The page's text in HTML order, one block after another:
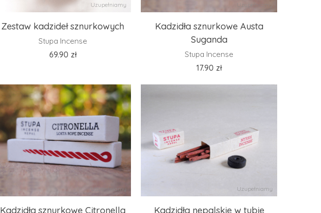
Uzupełniamy
Zestaw kadzideł sznurkowych
Stupa Incense
69.90 zł
Uzupełniamy
Kadzidła sznurkowe Austa
Suganda
Stupa Incense
17.90 zł
Uzupełniamy
Kadzidła sznurkowe Citronella
Uzupełniamy
Kadzidła nepalskie w tubie